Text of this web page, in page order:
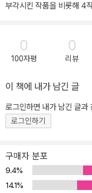
거>, <심청이는 왜 두번 인
부각시킨 작품을 비롯해 4작품을 수록했다
맞추고 있다. 작품 초분의
를 연출하는 반만 초기의
적을 드러낸다. 규칙에 의해 규격화된 사람들은 그것에 익숙해서 편
구하는 규격화 속에 빈틈을
를 이끌어 가고 있는 것이
말하는 것이 아니라 편안함
고 비쳐지는 인간사의 빈틈을 말한다. 이 외의 작품
에 묻어나는 시대극이라는 표현을 써
식 속에 자리잡은 6·25 한
에게 작품을 통해 또 다른 호기
0
100자평
0
리뷰
이 책에 내가 남긴 글
로그인하면 내가 남긴 글과
로그인하기
구매자 분포
9.4%
14.1%